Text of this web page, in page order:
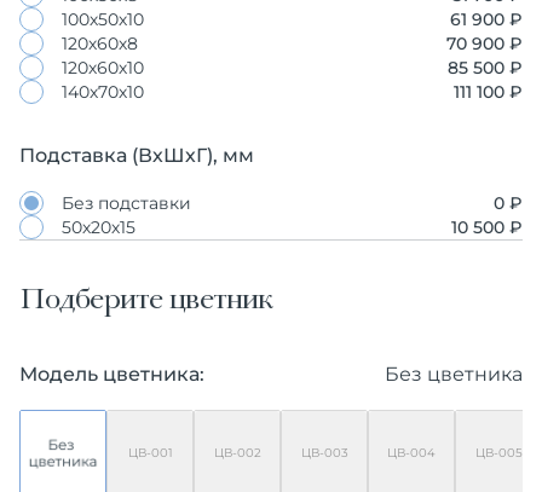
100х50х10
61 900 ₽
120х60х8
70 900 ₽
120х60х10
85 500 ₽
140х70х10
111 100 ₽
Подставка (ВхШхГ), мм
Без подставки
0 ₽
50х20х15
10 500 ₽
Подберите цветник
Модель цветника: Без цветника
ЦВ-001 ЦВ-002 ЦВ-003 ЦВ-004 ЦВ-005